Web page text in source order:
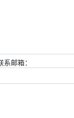
系邮箱：